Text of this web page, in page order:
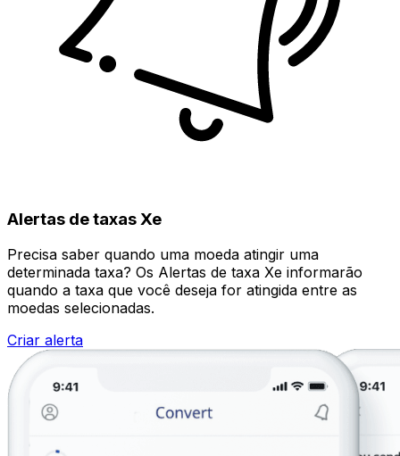
Alertas de taxas Xe
Precisa saber quando uma moeda atingir uma
determinada taxa? Os Alertas de taxa Xe informarão
quando a taxa que você deseja for atingida entre as
moedas selecionadas.
Criar alerta